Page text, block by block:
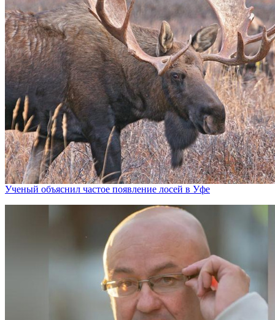
Ученый объяснил частое появление лосей в Уфе